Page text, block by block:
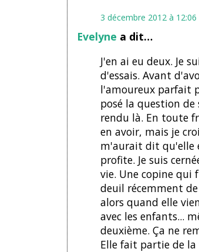
3 décembre 2012 à 12:06
Evelyne a dit…
J'en ai eu deux. Je
d'essais. Avant
l'amoureux parfait
posé la question
rendu là. En toute
en avoir, mais je
m'aurait dit qu'elle
profite. Je suis
vie. Une copine
deuil récemment
alors quand elle
avec les enfants...
deuxième. Ça ne
Elle fait partie de la